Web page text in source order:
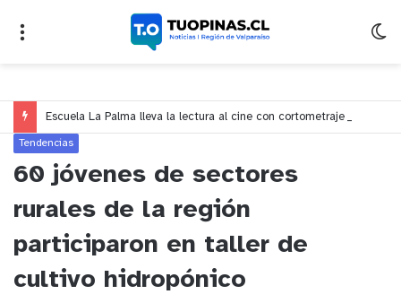
Tendencias
60 jóvenes de sectores
rurales de la región
participaron en taller de
cultivo hidropónico